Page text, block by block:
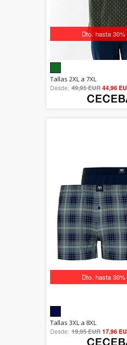
Dto. hasta 30%
5.00
out of 5
Tallas 2XL a 7XL
Desde: 49,95 EUR44,96
Dto. hasta 30%
5.00
out of 5
Tallas 3XL a 8XL
Desde: 19,95 EUR17,96